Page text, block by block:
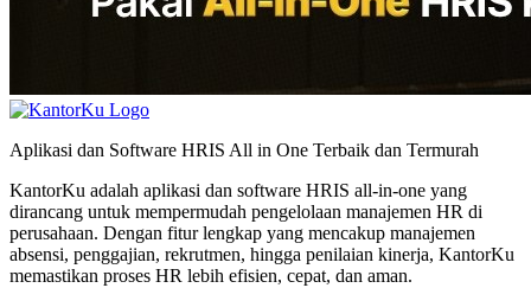
Aplikasi dan Software HRIS All in One Terbaik dan Termurah
KantorKu adalah aplikasi dan software HRIS all-in-one yang
dirancang untuk mempermudah pengelolaan manajemen HR di
perusahaan. Dengan fitur lengkap yang mencakup manajemen
absensi, penggajian, rekrutmen, hingga penilaian kinerja, KantorKu
memastikan proses HR lebih efisien, cepat, dan aman.